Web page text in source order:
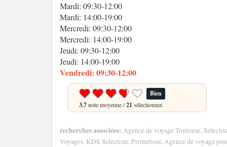
Mardi: 09:30-12:00
Mardi: 14:00-19:00
Mercredi: 09:30-12:00
Mercredi: 14:00-19:00
Jeudi: 09:30-12:00
Jeudi: 14:00-19:00
Vendredi: 09:30-12:00
Bien
3.7note moyenne /21 sélectionner.
recherches associées: Agence de voyage Toulouse,
Voyages, KDS Selectour, Prométour, Agence de voyage